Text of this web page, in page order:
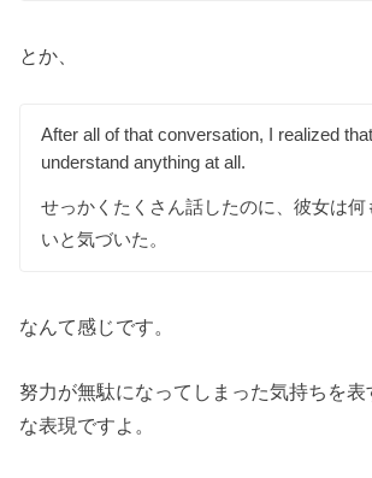
とか、
After all of that conversation, I realized
understand anything at all.
せっかくたくさん話したのに、彼女は何
いと気づいた。
なんて感じです。
努力が無駄になってしまった気持ちを表
な表現ですよ。